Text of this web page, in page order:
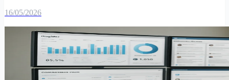
16/05/2026